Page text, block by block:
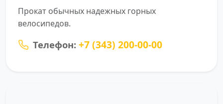
Прокат обычных надежных горных
велосипедов.
Телефон: +7 (343) 200-00-00